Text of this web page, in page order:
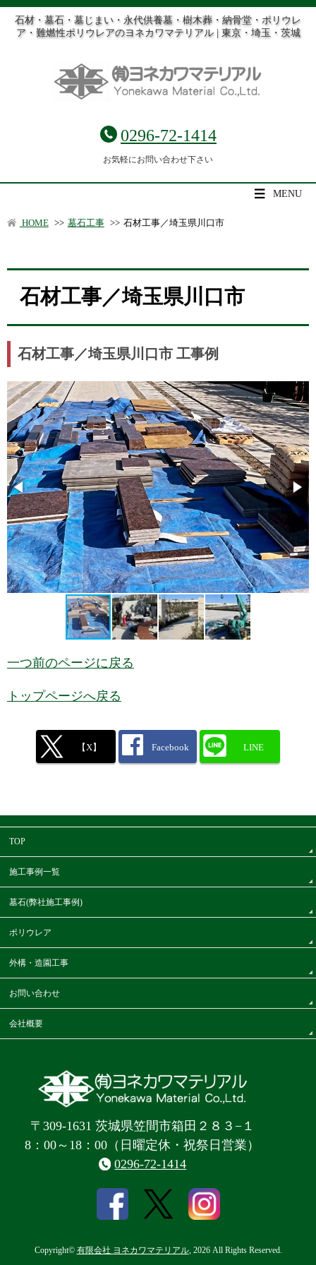
石材・墓石・墓じまい・永代供養墓・樹木葬・納骨堂・ポリウレ
ア・難燃性ポリウレアのヨネカワマテリアル | 東京・埼玉・茨城
0296-72-1414
お気軽にお問い合わせ下さい
MENU
HOME >> 墓石工事 >> 石材工事／埼玉県川口市
石材工事／埼玉県川口市
石材工事／埼玉県川口市 工事例
一つ前のページに戻る
トップページへ戻る
【X】 Facebook LINE
TOP
施工事例一覧
墓石(弊社施工事例)
ポリウレア
外構・造園工事
お問い合わせ
会社概要
〒309-1631 茨城県笠間市箱田２８３−１
8：00～18：00（日曜定休・祝祭日営業）
0296-72-1414
Copyright© 有限会社 ヨネカワマテリアル, 2026 All Rights Reserved.